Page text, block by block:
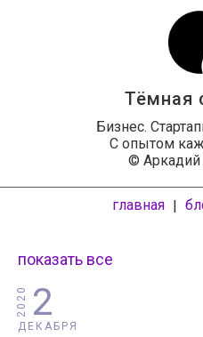
Тёмная
Бизнес.
С опытом
©
главная |
показать все
2
ДЕКАБРЯ
2020